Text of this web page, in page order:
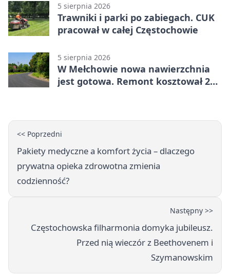
5 sierpnia 2026
Trawniki i parki po zabiegach. CUK
pracował w całej Częstochowie
5 sierpnia 2026
W Mełchowie nowa nawierzchnia
jest gotowa. Remont kosztował 222
<< Poprzedni
Pakiety medyczne a komfort życia – dlaczego
prywatna opieka zdrowotna zmienia
codzienność?
Następny >>
Częstochowska filharmonia domyka jubileusz.
Przed nią wieczór z Beethovenem i
Szymanowskim